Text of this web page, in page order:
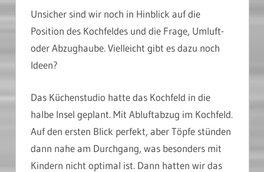
Unsicher sind wir noch in Hinblick auf die
Position des Kochfeldes und die Frage, Umluft-
oder Abzughaube. Vielleicht gibt es dazu noch
Ideen?
Das Küchenstudio hatte das Kochfeld in die
halbe Insel geplant. Mit Abluftabzug im Kochfeld.
Auf den ersten Blick perfekt, aber Töpfe stünden
dann nahe am Durchgang, was besonders mit
Kindern nicht optimal ist. Dann hatten wir das